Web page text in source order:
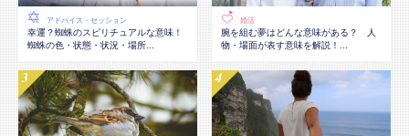
アドバイス・セッション
幸運？蜘蛛のスピリチュアルな意味！
蜘蛛の色・状態・状況・場所...
婚活
腕を組む夢はどんな意味がある？ 人
物・場面が表す意味を解説！...